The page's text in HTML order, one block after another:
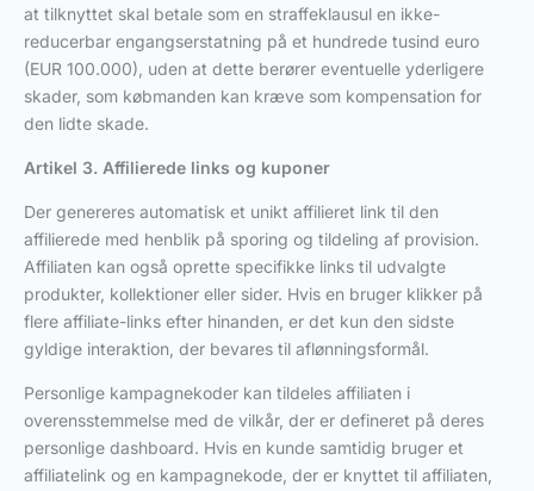
at tilknyttet skal betale som en straffeklausul en ikke-
reducerbar engangserstatning på et hundrede tusind euro
(EUR 100.000), uden at dette berører eventuelle yderligere
skader, som købmanden kan kræve som kompensation for
den lidte skade.
Artikel 3. Affilierede links og kuponer
Der genereres automatisk et unikt affilieret link til den
affilierede med henblik på sporing og tildeling af provision.
Affiliaten kan også oprette specifikke links til udvalgte
produkter, kollektioner eller sider. Hvis en bruger klikker på
flere affiliate-links efter hinanden, er det kun den sidste
gyldige interaktion, der bevares til aflønningsformål.
Personlige kampagnekoder kan tildeles affiliaten i
overensstemmelse med de vilkår, der er defineret på deres
personlige dashboard. Hvis en kunde samtidig bruger et
affiliatelink og en kampagnekode, der er knyttet til affiliaten,